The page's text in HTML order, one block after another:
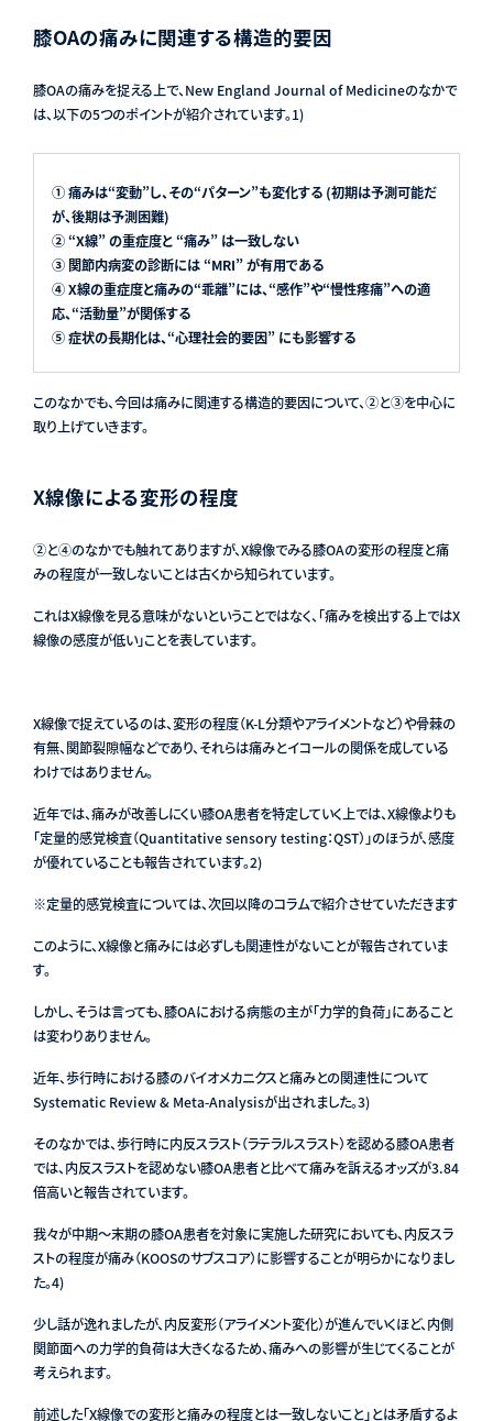
膝OAの痛みに関連する構造的要因
膝OAの痛みを捉える上で、New England Journal of Medicineのなかで
は、以下の5つのポイントが紹介されています。1)
① 痛みは“変動”し、その“パターン”も変化する (初期は予測可能だ
が、後期は予測困難)
② “X線” の重症度と “痛み” は一致しない
③ 関節内病変の診断には “MRI” が有用である
④ X線の重症度と痛みの“乖離”には、“感作”や“慢性疼痛”への適
応、“活動量”が関係する
⑤ 症状の長期化は、“心理社会的要因” にも影響する
このなかでも、今回は痛みに関連する構造的要因について、②と③を中心に
取り上げていきます。
X線像による変形の程度
②と④のなかでも触れてありますが、X線像でみる膝OAの変形の程度と痛
みの程度が一致しないことは古くから知られています。
これはX線像を見る意味がないということではなく、「痛みを検出する上ではX
線像の感度が低い」ことを表しています。
X線像で捉えているのは、変形の程度（K-L分類やアライメントなど）や骨棘の
有無、関節裂隙幅などであり、それらは痛みとイコールの関係を成している
わけではありません。
近年では、痛みが改善しにくい膝OA患者を特定していく上では、X線像よりも
「定量的感覚検査（Quantitative sensory testing：QST）」のほうが、感度
が優れていることも報告されています。2)
※定量的感覚検査については、次回以降のコラムで紹介させていただきます
このように、X線像と痛みには必ずしも関連性がないことが報告されていま
す。
しかし、そうは言っても、膝OAにおける病態の主が「力学的負荷」にあること
は変わりありません。
近年、歩行時における膝のバイオメカニクスと痛みとの関連性について
Systematic Review & Meta-Analysisが出されました。3)
そのなかでは、歩行時に内反スラスト（ラテラルスラスト）を認める膝OA患者
では、内反スラストを認めない膝OA患者と比べて痛みを訴えるオッズが3.84
倍高いと報告されています。
我々が中期〜末期の膝OA患者を対象に実施した研究においても、内反スラ
ストの程度が痛み（KOOSのサブスコア）に影響することが明らかになりまし
た。4)
少し話が逸れましたが、内反変形（アライメント変化）が進んでいくほど、内側
関節面への力学的負荷は大きくなるため、痛みへの影響が生じてくることが
考えられます。
前述した「X線像での変形と痛みの程度とは一致しないこと」とは矛盾するよ